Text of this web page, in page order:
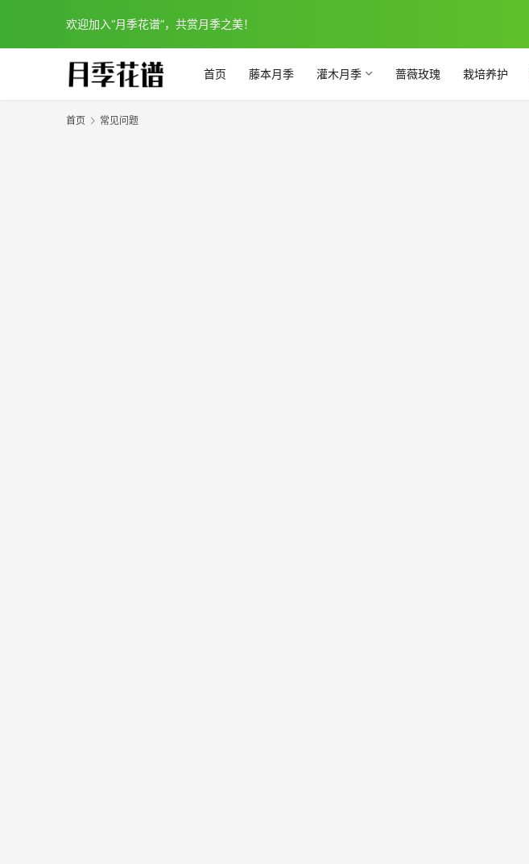
欢迎加入“月季花谱”，共赏月季之美！
首页 藤本月季 灌木月季 蔷薇玫瑰 栽培养护
首页 常见问题